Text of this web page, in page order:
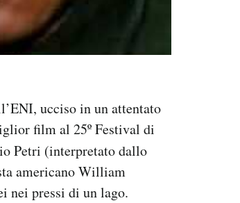
ucciso in un attentato
film al 25º Festival di
Petri (interpretato dallo
americano William
nei pressi di un lago.